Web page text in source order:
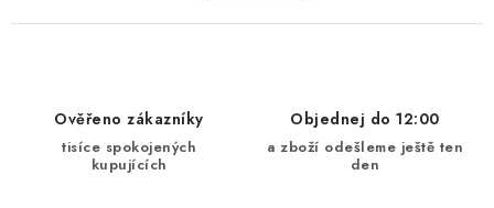
Cookies
Bezpečnostní certifikáty Moje objednávka
Ověřeno zákazníky
tisíce spokojených
kupujících
Objednej do 12:00
a zboží odešleme ještě ten
den